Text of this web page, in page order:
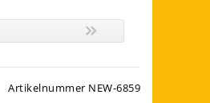
Artikelnummer NEW-6859